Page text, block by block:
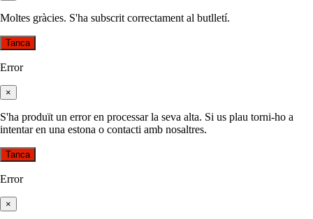
Moltes gràcies. S'ha subscrit correctament al butlletí.
Tanca
Error
×
S'ha produït un error en processar la seva alta. Si us plau torni-ho a
intentar en una estona o contacti amb nosaltres.
Tanca
Error
×